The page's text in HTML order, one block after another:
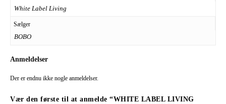
White Label Living
Sælger
BOBO
Anmeldelser
Der er endnu ikke nogle anmeldelser.
Vær den første til at anmelde “WHITE LABEL LIVING